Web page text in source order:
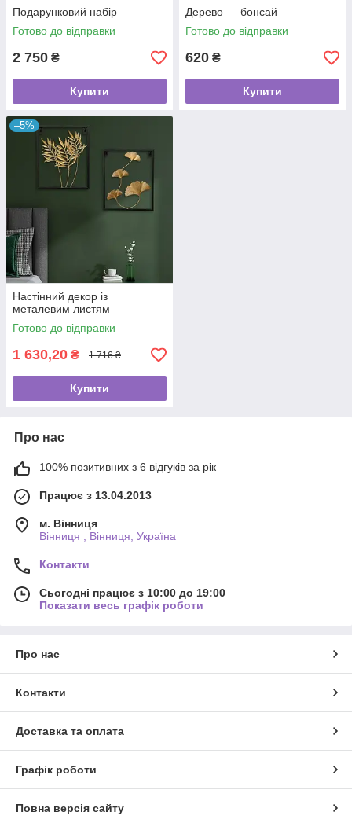
Подарунковий набір
Готово до відправки
2 750 ₴
Купити
Дерево — бонсай
Готово до відправки
620 ₴
Купити
–5%
Настінний декор із
металевим листям
Готово до відправки
1 630,20 ₴ 1 716 ₴
Купити
Про нас
100% позитивних з 6 відгуків за рік
Працює з 13.04.2013
м. Вінниця
Вінниця , Вінниця, Україна
Контакти
Сьогодні працює з 10:00 до 19:00
Показати весь графік роботи
Про нас
Контакти
Доставка та оплата
Графік роботи
Повна версія сайту